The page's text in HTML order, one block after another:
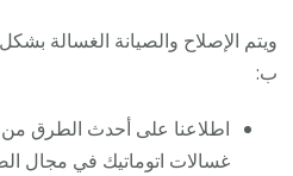
ويتم الإصلاح والصيانة الغسالة
ب:
اطلاعنا على أحدث الطرق
غسالات اتوماتيك في مجال